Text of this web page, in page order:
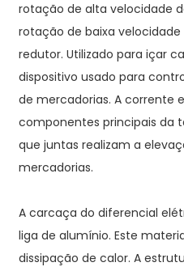
rotação de alta velocidade
rotação de baixa
redutor. Utilizado para içar
dispositivo usado para
de mercadorias. A corrente
componentes principais da
que juntas realizam a
mercadorias.
A carcaça do diferencial
liga de alumínio. Este
dissipação de calor. A